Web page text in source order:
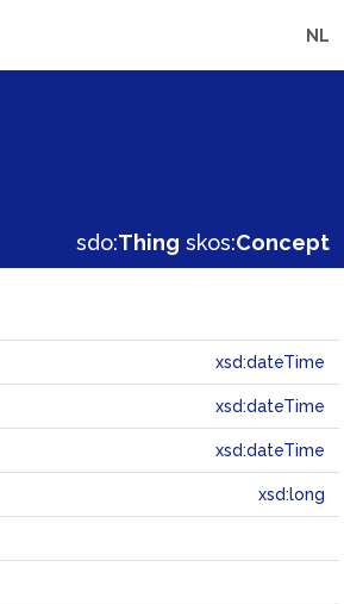
NL
sdo:Thing skos:Concept
xsd:dateTime
xsd:dateTime
xsd:dateTime
xsd:long